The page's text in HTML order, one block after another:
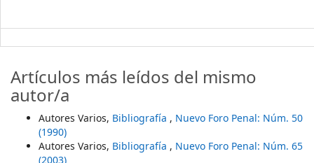
Artículos más leídos del mismo
autor/a
Autores Varios, Bibliografía , Nuevo Foro Penal: Núm. 50
(1990)
Autores Varios, Bibliografía , Nuevo Foro Penal: Núm. 65
(2003)